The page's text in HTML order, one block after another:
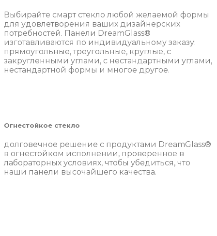
Выбирайте смарт стекло любой желаемой формы
для удовлетворения ваших дизайнерских
потребностей. Панели DreamGlass®
изготавливаются по индивидуальному заказу:
прямоугольные, треугольные, круглые, с
закругленными углами, с нестандартными углами,
нестандартной формы и многое другое.
Огнестойкое стекло
долговечное решение с продуктами DreamGlass®
в огнестойком исполнении, проверенное в
лабораторных условиях, чтобы убедиться, что
наши панели высочайшего качества.